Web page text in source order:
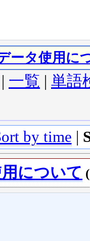
ータ使用に
一覧 単語
by time
について